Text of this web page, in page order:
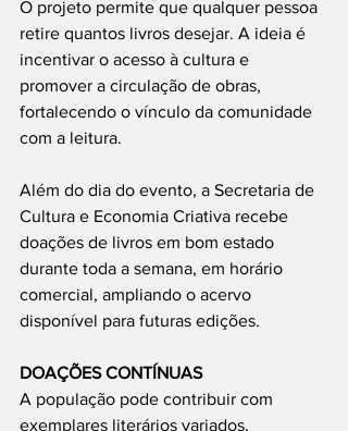
O projeto permite que qualquer pessoa
retire quantos livros desejar. A ideia é
incentivar o acesso à cultura e
promover a circulação de obras,
fortalecendo o vínculo da comunidade
com a leitura.
Além do dia do evento, a Secretaria de
Cultura e Economia Criativa recebe
doações de livros em bom estado
durante toda a semana, em horário
comercial, ampliando o acervo
disponível para futuras edições.
DOAÇÕES CONTÍNUAS
A população pode contribuir com
exemplares literários variados,